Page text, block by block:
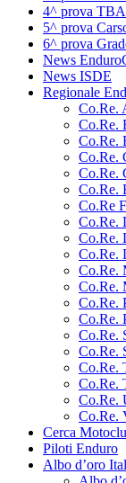
4^ prova TBA
5^ prova
6^ prova
News
News ISDE
Regionale
Co.Re.
Co.Re.
Co.Re.
Co.Re.
Co.Re.
Co.Re.
Co.Re
Co.Re.
Co.Re.
Co.Re.
Co.Re.
Co.Re.
Co.Re.
Co.Re.
Co.Re.
Co.Re.
Co.Re.
Co.Re.
Co.Re.
Co.Re.
Cerca
Piloti Enduro
Albo d’oro